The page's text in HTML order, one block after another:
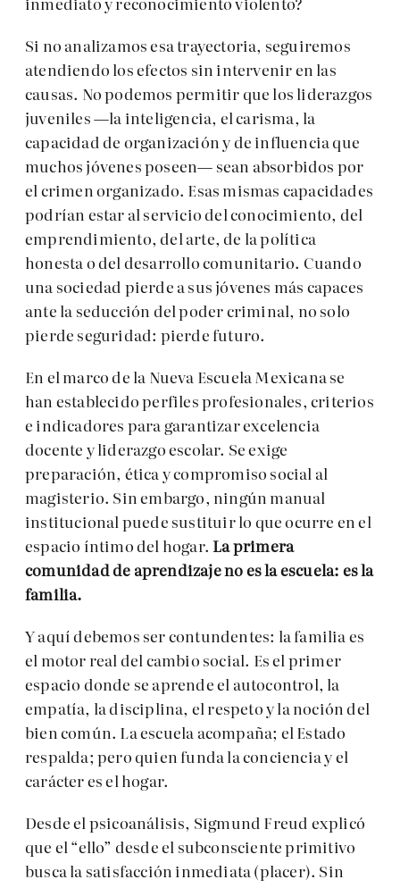
Si no analizamos esa trayectoria, seguiremos
atendiendo los efectos sin intervenir en las
causas. No podemos permitir que los liderazgos
juveniles —la inteligencia, el carisma, la
capacidad de organización y de influencia que
muchos jóvenes poseen— sean absorbidos por
el crimen organizado. Esas mismas capacidades
podrían estar al servicio del conocimiento, del
emprendimiento, del arte, de la política
honesta o del desarrollo comunitario. Cuando
una sociedad pierde a sus jóvenes más capaces
ante la seducción del poder criminal, no solo
pierde seguridad: pierde futuro.
En el marco de la Nueva Escuela Mexicana se
han establecido perfiles profesionales, criterios
e indicadores para garantizar excelencia
docente y liderazgo escolar. Se exige
preparación, ética y compromiso social al
magisterio. Sin embargo, ningún manual
institucional puede sustituir lo que ocurre en el
espacio íntimo del hogar. La primera
comunidad de aprendizaje no es la escuela: es la
familia.
Y aquí debemos ser contundentes: la familia es
el motor real del cambio social. Es el primer
espacio donde se aprende el autocontrol, la
empatía, la disciplina, el respeto y la noción del
bien común. La escuela acompaña; el Estado
respalda; pero quien funda la conciencia y el
carácter es el hogar.
Desde el psicoanálisis, Sigmund Freud explicó
que el “ello” desde el subconsciente primitivo
busca la satisfacción inmediata (placer). Sin